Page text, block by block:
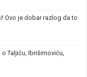
Ovo je dobar razlog da to
Taljiću, Ibrišimoviću,